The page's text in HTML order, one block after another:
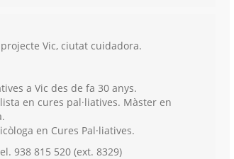
Vic, ciutat cuidadora.
a Vic des de fa 30 anys.
en cures pal·liatives. Màster en
en Cures Pal·liatives.
938 815 520 (ext. 8329)